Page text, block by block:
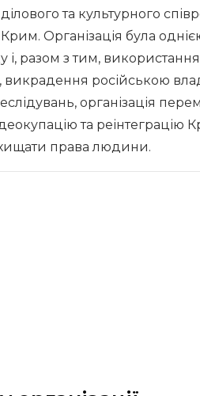
та культурного
Організація була
разом з тим,
викрадення російською
організація
та реінтеграцію
права людини.